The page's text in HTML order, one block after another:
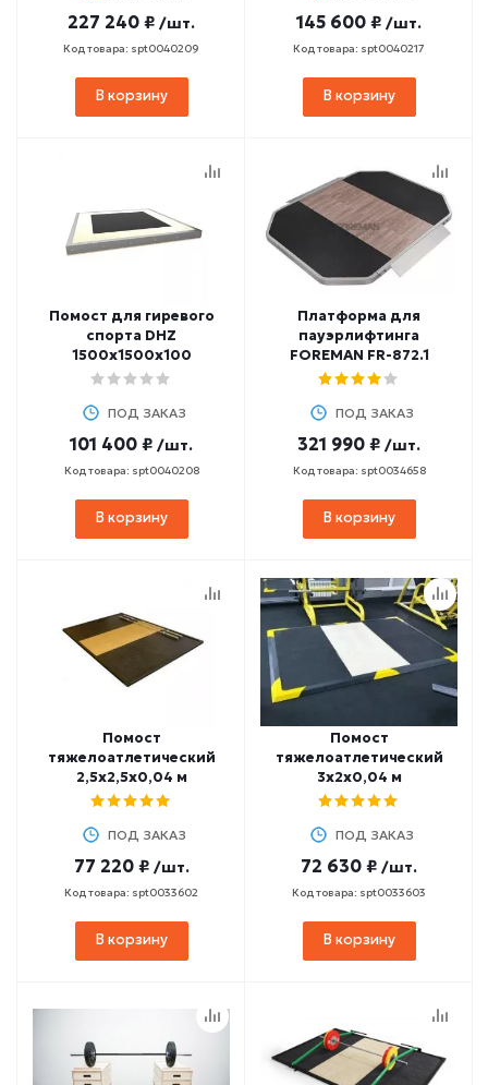
227 240 ₽ /шт.
Код товара: spt0040209
В корзину
145 600 ₽ /шт.
Код товара: spt0040217
В корзину
Помост для гиревого
спорта DHZ
1500х1500х100
ПОД ЗАКАЗ
101 400 ₽ /шт.
Код товара: spt0040208
В корзину
Платформа для
пауэрлифтинга
FOREMAN FR-872.1
ПОД ЗАКАЗ
321 990 ₽ /шт.
Код товара: spt0034658
В корзину
Помост
тяжелоатлетический
2,5х2,5х0,04 м
ПОД ЗАКАЗ
77 220 ₽ /шт.
Код товара: spt0033602
В корзину
Помост
тяжелоатлетический
3x2x0,04 м
ПОД ЗАКАЗ
72 630 ₽ /шт.
Код товара: spt0033603
В корзину